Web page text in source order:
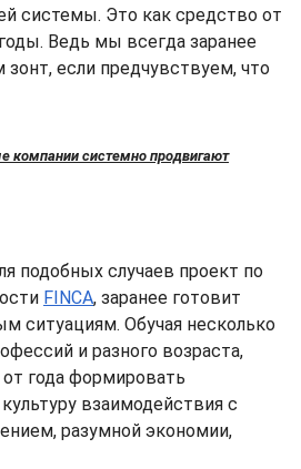
системы. Это как средство от
Ведь мы всегда заранее
если предчувствуем, что
компании системно продвигают
подобных случаев проект по
FINCA, заранее готовит
ситуациям. Обучая несколько
и разного возраста,
от года формировать
взаимодействия с
разумной экономии,